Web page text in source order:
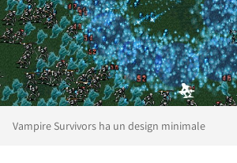
Vampire Survivors ha un design minimale